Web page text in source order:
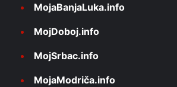
MojaBanjaLuka.info
MojDoboj.info
MojSrbac.info
MojaModriča.info